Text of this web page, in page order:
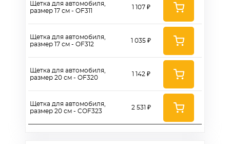
Щетка для автомобиля,
размер 17 см - OF311
Щетка для автомобиля,
размер 17 см - OF312
Щетка для автомобиля,
размер 20 см - OF320
Щетка для автомобиля,
размер 20 см - COF323
1 107 ₽
1 035 ₽
1 142 ₽
2 531 ₽